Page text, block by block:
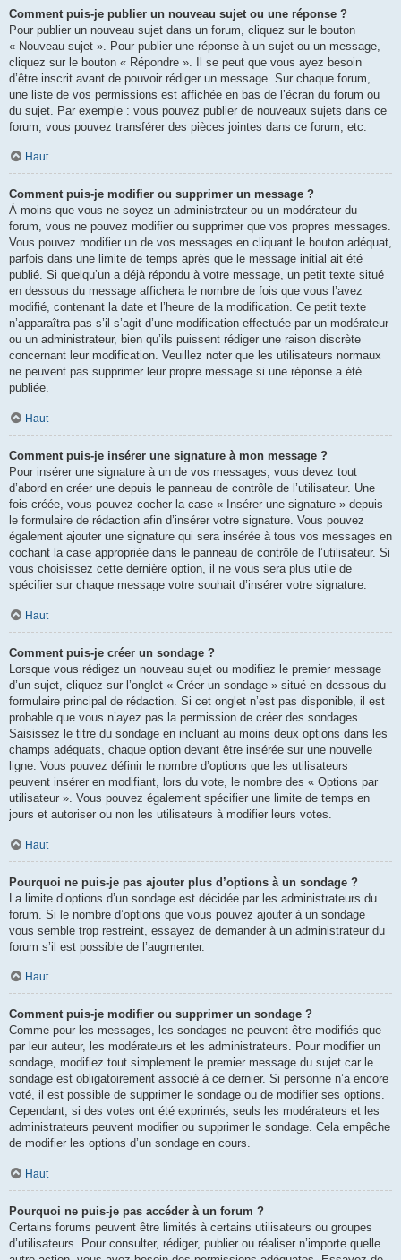
Comment puis-je publier un nouveau sujet ou une réponse ?
Pour publier un nouveau sujet dans un forum, cliquez sur le bouton
« Nouveau sujet ». Pour publier une réponse à un sujet ou un message,
cliquez sur le bouton « Répondre ». Il se peut que vous ayez besoin
d’être inscrit avant de pouvoir rédiger un message. Sur chaque forum,
une liste de vos permissions est affichée en bas de l’écran du forum ou
du sujet. Par exemple : vous pouvez publier de nouveaux sujets dans ce
forum, vous pouvez transférer des pièces jointes dans ce forum, etc.
Haut
Comment puis-je modifier ou supprimer un message ?
À moins que vous ne soyez un administrateur ou un modérateur du
forum, vous ne pouvez modifier ou supprimer que vos propres messages.
Vous pouvez modifier un de vos messages en cliquant le bouton adéquat,
parfois dans une limite de temps après que le message initial ait été
publié. Si quelqu’un a déjà répondu à votre message, un petit texte situé
en dessous du message affichera le nombre de fois que vous l’avez
modifié, contenant la date et l’heure de la modification. Ce petit texte
n’apparaîtra pas s’il s’agit d’une modification effectuée par un modérateur
ou un administrateur, bien qu’ils puissent rédiger une raison discrète
concernant leur modification. Veuillez noter que les utilisateurs normaux
ne peuvent pas supprimer leur propre message si une réponse a été
publiée.
Haut
Comment puis-je insérer une signature à mon message ?
Pour insérer une signature à un de vos messages, vous devez tout
d’abord en créer une depuis le panneau de contrôle de l’utilisateur. Une
fois créée, vous pouvez cocher la case « Insérer une signature » depuis
le formulaire de rédaction afin d’insérer votre signature. Vous pouvez
également ajouter une signature qui sera insérée à tous vos messages en
cochant la case appropriée dans le panneau de contrôle de l’utilisateur. Si
vous choisissez cette dernière option, il ne vous sera plus utile de
spécifier sur chaque message votre souhait d’insérer votre signature.
Haut
Comment puis-je créer un sondage ?
Lorsque vous rédigez un nouveau sujet ou modifiez le premier message
d’un sujet, cliquez sur l’onglet « Créer un sondage » situé en-dessous du
formulaire principal de rédaction. Si cet onglet n’est pas disponible, il est
probable que vous n’ayez pas la permission de créer des sondages.
Saisissez le titre du sondage en incluant au moins deux options dans les
champs adéquats, chaque option devant être insérée sur une nouvelle
ligne. Vous pouvez définir le nombre d’options que les utilisateurs
peuvent insérer en modifiant, lors du vote, le nombre des « Options par
utilisateur ». Vous pouvez également spécifier une limite de temps en
jours et autoriser ou non les utilisateurs à modifier leurs votes.
Haut
Pourquoi ne puis-je pas ajouter plus d’options à un sondage ?
La limite d’options d’un sondage est décidée par les administrateurs du
forum. Si le nombre d’options que vous pouvez ajouter à un sondage
vous semble trop restreint, essayez de demander à un administrateur du
forum s’il est possible de l’augmenter.
Haut
Comment puis-je modifier ou supprimer un sondage ?
Comme pour les messages, les sondages ne peuvent être modifiés que
par leur auteur, les modérateurs et les administrateurs. Pour modifier un
sondage, modifiez tout simplement le premier message du sujet car le
sondage est obligatoirement associé à ce dernier. Si personne n’a encore
voté, il est possible de supprimer le sondage ou de modifier ses options.
Cependant, si des votes ont été exprimés, seuls les modérateurs et les
administrateurs peuvent modifier ou supprimer le sondage. Cela empêche
de modifier les options d’un sondage en cours.
Haut
Pourquoi ne puis-je pas accéder à un forum ?
Certains forums peuvent être limités à certains utilisateurs ou groupes
d’utilisateurs. Pour consulter, rédiger, publier ou réaliser n’importe quelle